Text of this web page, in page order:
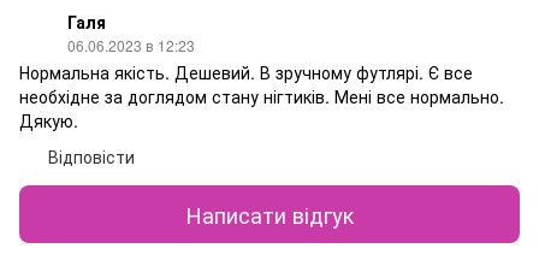
Галя
06.06.2023 в 12:23
Нормальна якість. Дешевий. В зручному футлярі. Є все
необхідне за доглядом стану нігтиків. Мені все нормально.
Дякую.
Відповісти
Написати відгук